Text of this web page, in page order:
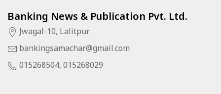
Banking News & Publication Pvt. Ltd.
Jwagal-10, Lalitpur
bankingsamachar@gmail.com
015268504, 015268029